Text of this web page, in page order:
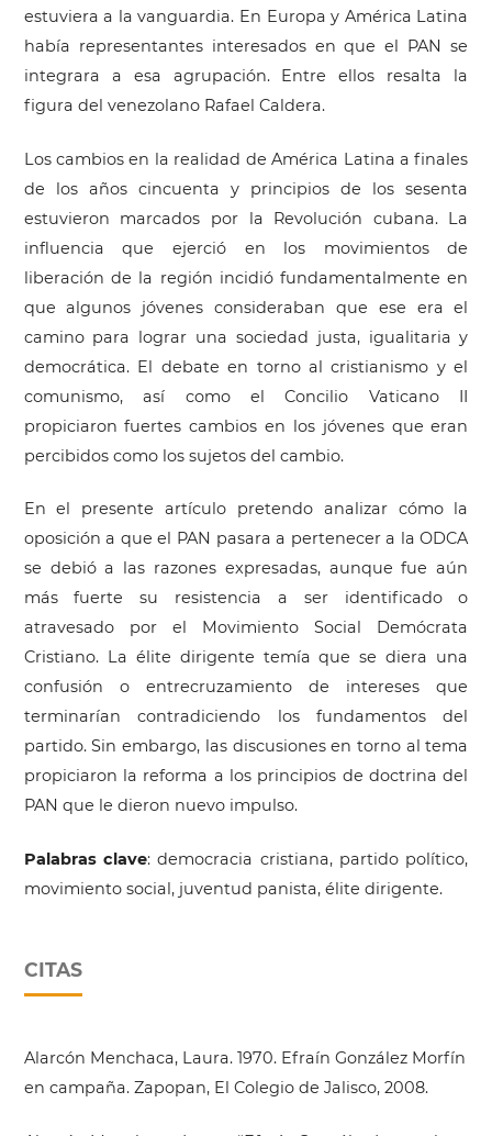
estuviera a la vanguardia. En Europa y América Latina
había representantes interesados en que el PAN se
integrara a esa agrupación. Entre ellos resalta la
figura del venezolano Rafael Caldera.
Los cambios en la realidad de América Latina a finales
de los años cincuenta y principios de los sesenta
estuvieron marcados por la Revolución cubana. La
influencia que ejerció en los movimientos de
liberación de la región incidió fundamentalmente en
que algunos jóvenes consideraban que ese era el
camino para lograr una sociedad justa, igualitaria y
democrática. El debate en torno al cristianismo y el
comunismo, así como el Concilio Vaticano II
propiciaron fuertes cambios en los jóvenes que eran
percibidos como los sujetos del cambio.
En el presente artículo pretendo analizar cómo la
oposición a que el PAN pasara a pertenecer a la ODCA
se debió a las razones expresadas, aunque fue aún
más fuerte su resistencia a ser identificado o
atravesado por el Movimiento Social Demócrata
Cristiano. La élite dirigente temía que se diera una
confusión o entrecruzamiento de intereses que
terminarían contradiciendo los fundamentos del
partido. Sin embargo, las discusiones en torno al tema
propiciaron la reforma a los principios de doctrina del
PAN que le dieron nuevo impulso.
Palabras clave: democracia cristiana, partido político,
movimiento social, juventud panista, élite dirigente.
CITAS
Alarcón Menchaca, Laura. 1970. Efraín González Morfín
en campaña. Zapopan, El Colegio de Jalisco, 2008.